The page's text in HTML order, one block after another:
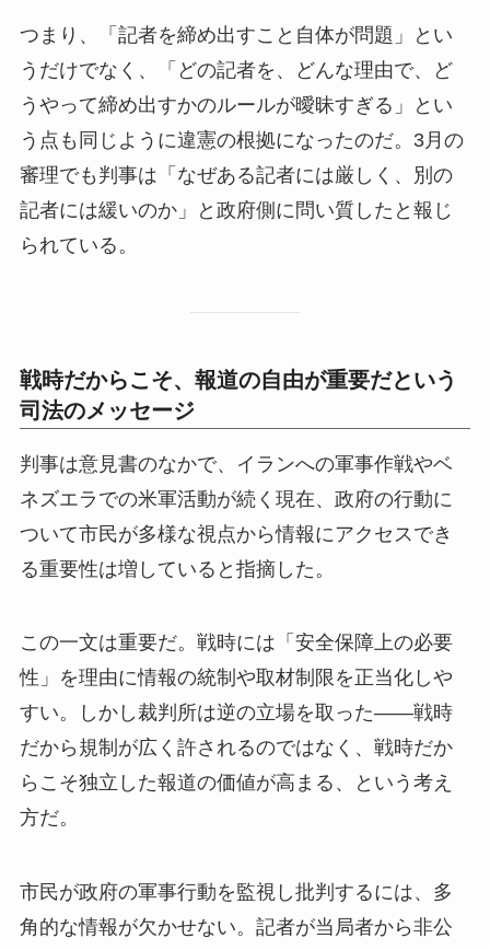
つまり、「記者を締め出すこと自体が問題」とい
うだけでなく、「どの記者を、どんな理由で、ど
うやって締め出すかのルールが曖昧すぎる」とい
う点も同じように違憲の根拠になったのだ。3月の
審理でも判事は「なぜある記者には厳しく、別の
記者には緩いのか」と政府側に問い質したと報じ
られている。
戦時だからこそ、報道の自由が重要だという
司法のメッセージ
判事は意見書のなかで、イランへの軍事作戦やベ
ネズエラでの米軍活動が続く現在、政府の行動に
ついて市民が多様な視点から情報にアクセスでき
る重要性は増していると指摘した。
この一文は重要だ。戦時には「安全保障上の必要
性」を理由に情報の統制や取材制限を正当化しや
すい。しかし裁判所は逆の立場を取った——戦時
だから規制が広く許されるのではなく、戦時だか
らこそ独立した報道の価値が高まる、という考え
方だ。
市民が政府の軍事行動を監視し批判するには、多
角的な情報が欠かせない。記者が当局者から非公